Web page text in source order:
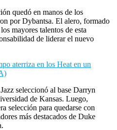
quedó en manos de los
por Dybantsa. El alero, formado
mayores talentos de esta
de liderar el nuevo
aterriza en los Heat en un
seleccionó al base Darryn
de Kansas. Luego,
selección para quedarse con
más destacados de Duke